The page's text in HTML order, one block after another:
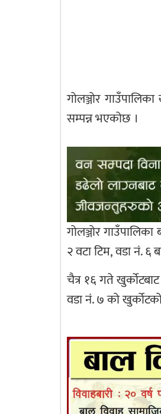
गोलञ्जोर
सम्पन्न भएकोछ ।
गोलञ्जोर
२ वटा टिम, वडा नं. ६
चैत्र १६ गते
वडा नं. ७ को